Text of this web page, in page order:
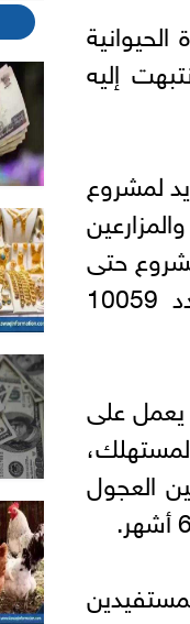
إليه
لمشروع
المربين والمزارعين
للمشروع حتى
الآن حوالى مليار وستمائة وثمانية وثمانون مليون جنية لعدد 10059
يعمل على
العجول